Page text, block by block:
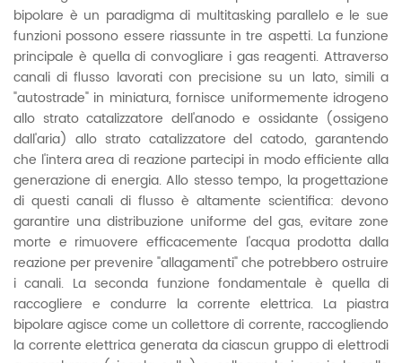
bipolare è un paradigma di multitasking parallelo e le sue
funzioni possono essere riassunte in tre aspetti. La funzione
principale è quella di convogliare i gas reagenti. Attraverso
canali di flusso lavorati con precisione su un lato, simili a
"autostrade" in miniatura, fornisce uniformemente idrogeno
allo strato catalizzatore dell'anodo e ossidante (ossigeno
dall'aria) allo strato catalizzatore del catodo, garantendo
che l'intera area di reazione partecipi in modo efficiente alla
generazione di energia. Allo stesso tempo, la progettazione
di questi canali di flusso è altamente scientifica: devono
garantire una distribuzione uniforme del gas, evitare zone
morte e rimuovere efficacemente l'acqua prodotta dalla
reazione per prevenire "allagamenti" che potrebbero ostruire
i canali. La seconda funzione fondamentale è quella di
raccogliere e condurre la corrente elettrica. La piastra
bipolare agisce come un collettore di corrente, raccogliendo
la corrente elettrica generata da ciascun gruppo di elettrodi